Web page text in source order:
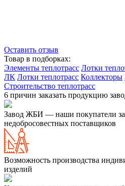
Оставить отзыв
Товар в подборках:
Элементы теплотрасс Лотки
ЛК Лотки теплотрасс Коллекторы
Строительство теплотрасс
6 причин заказать продукцию
Завод ЖБИ — наши покупатели
недобросовестных поставщиков
Возможность производства
изделий